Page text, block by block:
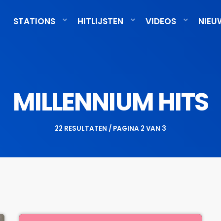
STATIONS HITLIJSTEN VIDEOS
MILLENNIUM HITS
22 RESULTATEN / PAGINA 2 VAN 3